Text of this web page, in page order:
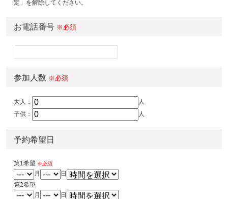
定」を解除してください。
お電話番号 ※必須
参加人数 ※必須
大人：
人
子供：
人
予約希望日
第1希望 ※必須
月
日
第2希望
月
日